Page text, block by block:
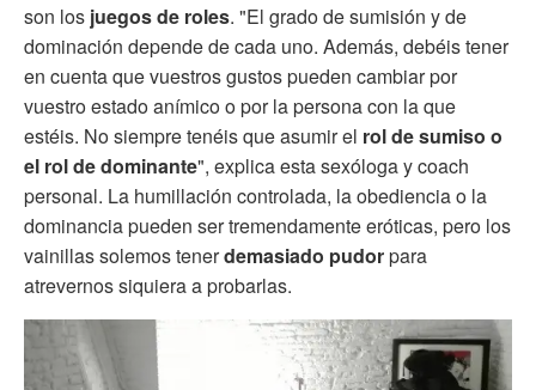
son los juegos de roles. "El grado de sumisión y de
dominación depende de cada uno. Además, debéis tener
en cuenta que vuestros gustos pueden cambiar por
vuestro estado anímico o por la persona con la que
estéis. No siempre tenéis que asumir el rol de sumiso o
el rol de dominante", explica esta sexóloga y coach
personal. La humillación controlada, la obediencia o la
dominancia pueden ser tremendamente eróticas, pero los
vainillas solemos tenerdemasiado pudorpara
atrevernos siquiera a probarlas.